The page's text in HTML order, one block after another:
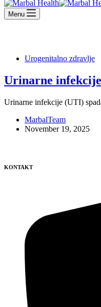
Menu
Urogenitalno zdravlje
Urinarne
Urinarne infekcije (UTI)
MarbalTeam
November 19, 2025
KONTAKT